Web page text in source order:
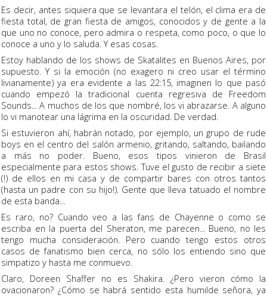
Es decir, antes siquiera que se levantara el telón, el clima era de
fiesta total, de gran fiesta de amigos, conocidos y de gente a la
que uno no conoce, pero admira o respeta, como poco, o que lo
conoce a uno y lo saluda. Y esas cosas.
Estoy hablando de los shows de Skatalites en Buenos Aires, por
supuesto. Y si la emoción (no exagero ni creo usar el término
livianamente) ya era evidente a las 22:15, imaginen lo que pasó
cuando empezó la tradicional cuenta regresiva de Freedom
Sounds... A muchos de los que nombré, los vi abrazarse. A alguno
lo vi manotear una lágrima en la oscuridad. De verdad.
Si estuvieron ahí, habrán notado, por ejemplo, un grupo de rude
boys en el centro del salón armenio, gritando, saltando, bailando
a más no poder. Bueno, esos tipos vinieron de Brasil
especialmente para estos shows. Tuve el gusto de recibir a siete
(!) de ellos en mi casa y de compartir bares con otros tantos
(hasta un padre con su hijo!). Gente que lleva tatuado el nombre
de esta banda...
Es raro, no? Cuando veo a las fans de Chayenne o como se
escriba en la puerta del Sheraton, me parecen... Bueno, no les
tengo mucha consideración. Pero cuando tengo estos otros
casos de fanatismo bien cerca, no sólo los entiendo sino que
simpatizo y hasta me conmuevo.
Claro, Doreen Shaffer no es Shakira. ¿Pero vieron cómo la
ovacionaron? ¿Cómo se habrá sentido esta humilde señora, ya